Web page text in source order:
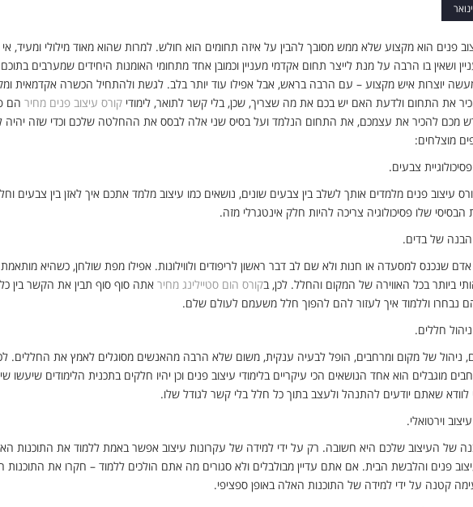
ינואר
פנים הוא מקצוע שלא ממש מסובך להבין על איזה תחומים הוא חולש. למרות שהוא מאוד מילולי ומעיד,
ושאין בו הרבה על מנת לייצר תחום אקדמי מעניין וכמובן אחד מתחומי האומנות היחידים שמערבים
יוצרות איש מקצוע – עם הרבה בראש, אבל אפילו עוד יותר בלב. לגשת ולהתחיל הכשרה אקדמאית
את התחום ולדעת האם יש בכם את מה שצריך, שכן, בלי קשר לתואר, לימודי קורס עיצוב פנים מחיר הם
מכם להכיר את עצמכם, את התחום הנלמד ועל בסיס שני אלה לבסס את ההחלטה שלכם וכדי שזה יהיה
מוצלחים:
פסיכולוגיית צבעים.
עיצוב פנים מלמדים אותך לשלב בין צבעים שונים, נושאים כמו עיצוב מלמד אתכם איך לאזן בין צבעים
הבסיסי שלו פסיכולוגיה צריכה להיות חלק אינטגרלי מזה.
הבנה של בדים.
שנכנס למסעדה או חנות ולא שם לב דבר ראשון לריפודים ולווילונות. אפילו מפת שולחן, כשהיא מותאמת
ביותר בכל האווירה של המקום והחלל. לכן, בקורס הום סטיילינג מחיר אתה סוף סוף תבין את הקשר בין
נבחרו וללמוד איך לעזור להם להפוך חלל משעמם לעולם שלם.
ניהול חללים.
ניהול של מקום ומרחבים, הופל לבעיה ענקית, משום שלא הרבה מהאנשים מסוגלים לאמץ את החללים.
מוגבלים הוא אחד הנושאים הכי עיקריים בלימודי עיצוב פנים וכן יהיו חלקים בתכנית הלימודים שיעשו
לוודא שאתם יודעים להתנהל ולעצב בתוך כל חלל בלי קשר לגודל שלו.
עיצוב וירטואלי.
של העיצוב שלכם היא חשובה. רק על ידי למידה של עקרונות עיצוב אפשר באמת ללמוד את התוכנות
פנים והלבשת הבית. אם אתם עדיין מבולבלים ולא סגורים מה אתם הולכים ללמוד – חקרו את התוכנות
קטנה על ידי למידה של התוכנות האלה באופן ספציפי.